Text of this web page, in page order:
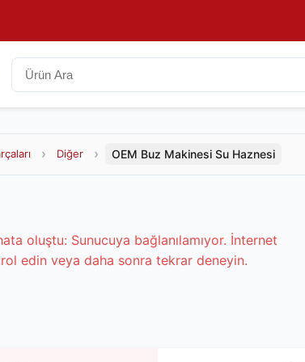
Diğer OEM Buz Makinesi Su Haznesi
oluştu: Sunucuya bağlanılamıyor. İnternet
edin veya daha sonra tekrar deneyin.